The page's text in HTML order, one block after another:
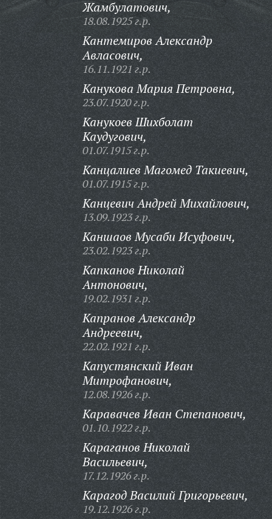
Жамбулатович,
18.08.1925 г.р.
Кантемиров Александр
Авласович,
16.11.1921 г.р.
Канукова Мария Петровна,
23.07.1920 г.р.
Канукоев Шихболат
Каудугович,
01.07.1915 г.р.
Канцалиев Магомед Такиевич,
01.07.1915 г.р.
Канцевич Андрей Михайлович,
13.09.1923 г.р.
Каншаов Мусаби Исуфович,
23.02.1923 г.р.
Капканов Николай
Антонович,
19.02.1931 г.р.
Капранов Александр
Андреевич,
22.02.1921 г.р.
Капустянский Иван
Митрофанович,
12.08.1926 г.р.
Каравачев Иван Степанович,
01.10.1922 г.р.
Караганов Николай
Васильевич,
17.12.1926 г.р.
Карагод Василий Григорьевич,
19.12.1926 г.р.